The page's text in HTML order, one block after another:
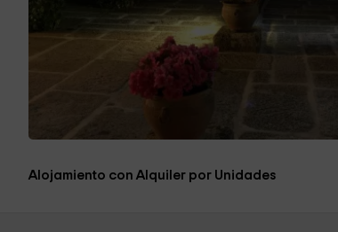
Alojamiento con Alquiler por Unidades